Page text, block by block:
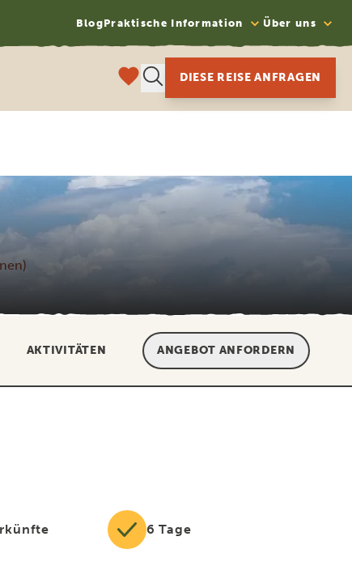
BlogPraktische Information Über uns
DIESE REISE ANFRAGEN
AKTIVITÄTEN ANGEBOT ANFORDERN
6 Tage